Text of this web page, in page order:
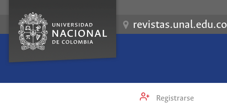
revistas.unal.edu.co
Registrarse